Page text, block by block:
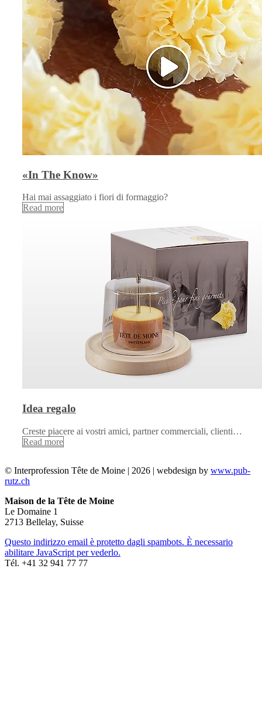
«In The Know»
Hai mai assaggiato i fiori di formaggio?
Read more
Idea regalo
Creste piacere ai vostri amici, partner commerciali, clienti…
Read more
© Interprofession Tête de Moine | 2026 | webdesign by www.pub-
rutz.ch
Maison de la Tête de Moine
Le Domaine 1
2713 Bellelay, Suisse
Questo indirizzo email è protetto dagli spambots. È necessario
abilitare JavaScript per vederlo.
Tél. +41 32 941 77 77